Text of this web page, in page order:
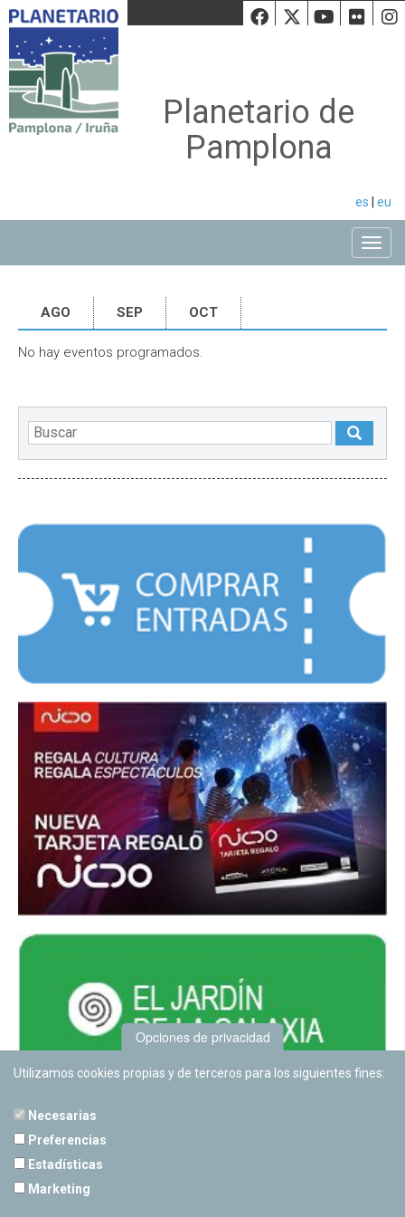
Facebook
Twiiter
Planetario de
Pamplona
es eu
AGO SEP OCT
No hay eventos programados.
Opciones de privacidad
Utilizamos cookies propias y de terceros para los siguientes fines:
Necesarias
Preferencias
Estadísticas
Marketing